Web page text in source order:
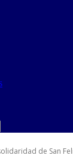
de San